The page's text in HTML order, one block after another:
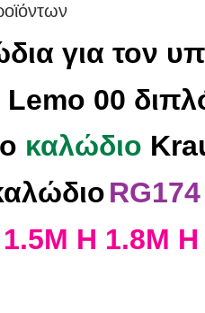
για τον
Lemo 00
καλώδιο
RG174
1.5M Η 1.8M Η